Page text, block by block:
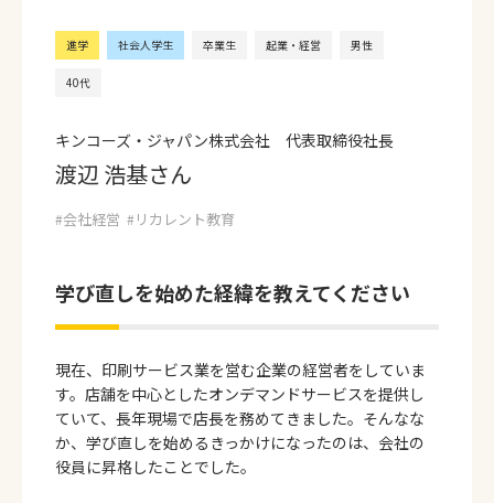
進学 社会人学生 卒業生 起業・経営 男性
40代
キンコーズ・ジャパン株式会社 代表取締役社長
渡辺 浩基さん
会社経営 リカレント教育
学び直しを始めた経緯を教えてください
現在、印刷サービス業を営む企業の経営者をしていま
す。店舗を中心としたオンデマンドサービスを提供し
ていて、長年現場で店長を務めてきました。そんなな
か、学び直しを始めるきっかけになったのは、会社の
役員に昇格したことでした。